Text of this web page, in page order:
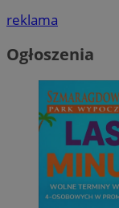
reklama
Ogłoszenia